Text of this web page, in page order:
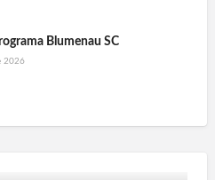
Blumenau SC
2026